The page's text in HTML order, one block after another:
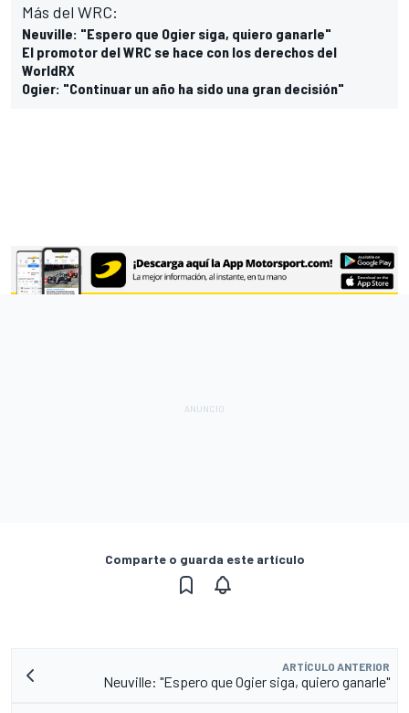
Más del WRC:
Neuville: "Espero que Ogier siga, quiero ganarle"
El promotor del WRC se hace con los derechos del
WorldRX
Ogier: "Continuar un año ha sido una gran decisión"
Comparte o guarda este artículo
ARTÍCULO ANTERIOR
Neuville: "Espero que Ogier siga, quiero ganarle"